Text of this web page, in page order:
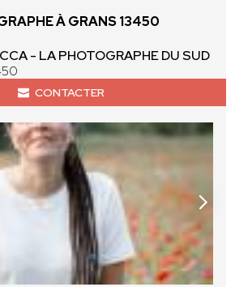
À GRANS 13450
- LA PHOTOGRAPHE DU SUD
CONTACTER